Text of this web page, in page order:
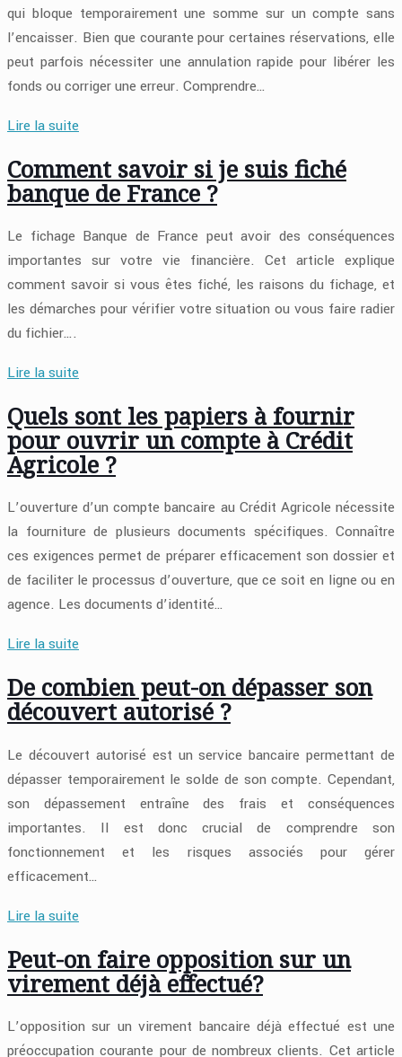
qui bloque temporairement une somme sur un compte sans
l’encaisser. Bien que courante pour certaines réservations, elle
peut parfois nécessiter une annulation rapide pour libérer les
fonds ou corriger une erreur. Comprendre…
Lire la suite
Comment savoir si je suis fiché
banque de France ?
Le fichage Banque de France peut avoir des conséquences
importantes sur votre vie financière. Cet article explique
comment savoir si vous êtes fiché, les raisons du fichage, et
les démarches pour vérifier votre situation ou vous faire radier
du fichier….
Lire la suite
Quels sont les papiers à fournir
pour ouvrir un compte à Crédit
Agricole ?
L’ouverture d’un compte bancaire au Crédit Agricole nécessite
la fourniture de plusieurs documents spécifiques. Connaître
ces exigences permet de préparer efficacement son dossier et
de faciliter le processus d’ouverture, que ce soit en ligne ou en
agence. Les documents d’identité…
Lire la suite
De combien peut-on dépasser son
découvert autorisé ?
Le découvert autorisé est un service bancaire permettant de
dépasser temporairement le solde de son compte. Cependant,
son dépassement entraîne des frais et conséquences
importantes. Il est donc crucial de comprendre son
fonctionnement et les risques associés pour gérer
efficacement…
Lire la suite
Peut-on faire opposition sur un
virement déjà effectué?
L’opposition sur un virement bancaire déjà effectué est une
préoccupation courante pour de nombreux clients. Cet article